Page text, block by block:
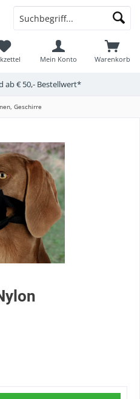
Warenkorb
Mein Konto
ab € 50,- Bestellwert*
Geschirre